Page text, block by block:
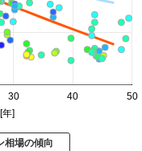
30 40 50
]
相場の傾向